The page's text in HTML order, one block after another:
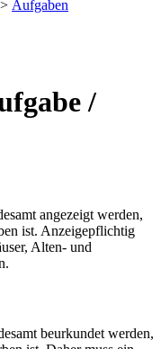
> Aufgaben
/
angezeigt werden,
ist. Anzeigepflichtig
Alten- und
beurkundet werden,